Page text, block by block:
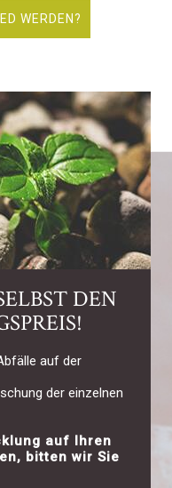
WERDEN?
DEN
auf der
der einzelnen
auf Ihren
bitten wir Sie